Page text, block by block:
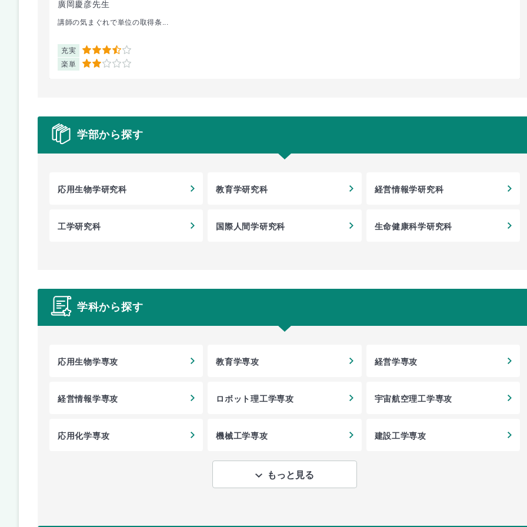
廣岡慶彦先生
講師の気まぐれで単位の取得条...
充実 3.5
楽単 2
学部から探す
応用生物学研究科 教育学研究科 経営情報学研究科
工学研究科 国際人間学研究科 生命健康科学研究科
学科から探す
応用生物学専攻 教育学専攻 経営学専攻
経営情報学専攻 ロボット理工学専攻 宇宙航空理工学専攻
応用化学専攻 機械工学専攻 建設工学専攻
もっと見る